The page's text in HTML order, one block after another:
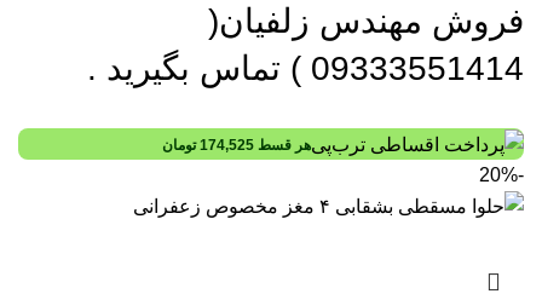
فروش مهندس زلفیان(
09333551414 ) تماس بگیرید .
هر قسط 174,525 تومان
-20%